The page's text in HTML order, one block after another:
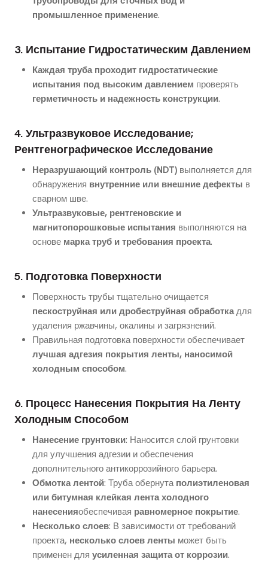
промышленное применение.
3. Испытание Гидростатическим Давлением
Каждая труба проходит гидростатические
испытания под высоким давлением проверять
герметичность и надежность конструкции.
4. Ультразвуковое Исследование;
Рентгенографическое Исследование
Неразрушающий контроль (NDT) выполняется для
обнаружения внутренние или внешние дефекты в
сварном шве.
Ультразвуковые, рентгеновские и
магнитопорошковые испытания выполняются на
основе марка труб и требования проекта.
5. Подготовка Поверхности
Поверхность трубы тщательно очищается
пескоструйная или дробеструйная обработкадля
удаления ржавчины, окалины и загрязнений.
Правильная подготовка поверхности обеспечивает
лучшая адгезия покрытия ленты, наносимой
холодным способом.
6. Процесс Нанесения Покрытия На Ленту
Холодным Способом
Нанесение грунтовки: Наносится слой грунтовки
для улучшения адгезии и обеспечения
дополнительного антикоррозийного барьера.
Обмотка лентой: Труба обернута полиэтиленовая
или битумная клейкая лента холодного
нанесенияобеспечивая равномерное покрытие.
Несколько слоев: В зависимости от требований
проекта, несколько слоев ленты может быть
применен для усиленная защита от коррозии.